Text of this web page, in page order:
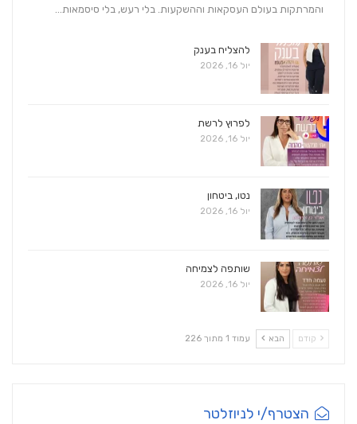
והמרתקות בעולם העסקאות וההשקעות. בלי רעש, בלי סיסמאות…
להצליח בענק
יול 16, 2026
לפרוץ לרשת
יול 16, 2026
נטו, ביטחון
יול 16, 2026
שותפה לצמיחה
יול 16, 2026
קודם הבא עמוד 1 מתוך 226
הצטרף/י לניוזלטר